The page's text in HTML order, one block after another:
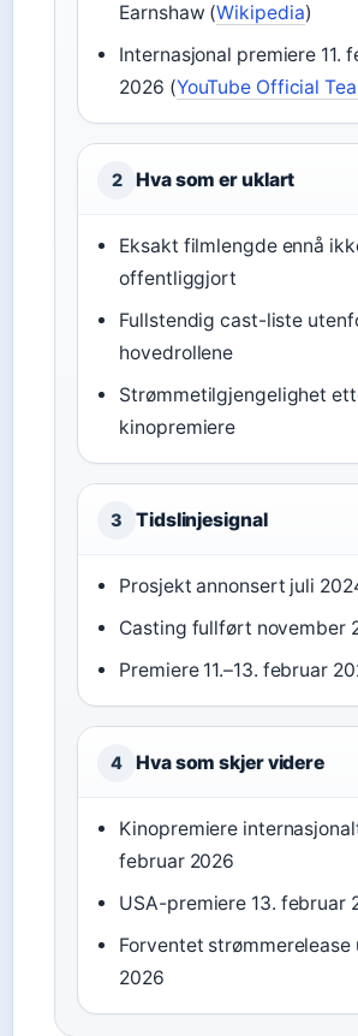
Earnshaw (Wikipedia)
Internasjonal premiere 11.
2026 (YouTube Official
2 Hva som er uklart
Eksakt filmlengde ennå
offentliggjort
Fullstendig cast-liste
hovedrollene
Strømmetilgjengelighet
kinopremiere
3 Tidslinjesignal
Prosjekt annonsert juli
Casting fullført november
Premiere 11.–13. februar
4 Hva som skjer videre
Kinopremiere internasjonalt
februar 2026
USA-premiere 13. februar
Forventet strømmerelease
2026